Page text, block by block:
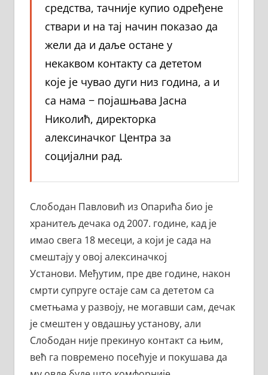
средства, тачније купио одређене
ствари и на тај начин показао да
жели да и даље остане у
некаквом контакту са дететом
које је чувао дуги низ година, а и
са нама − појашњава Јасна
Николић, директорка
алексиначког Центра за
социјални рад.
Слободан Павловић из Опарића био је
хранитељ дечака од 2007. године, кад је
имао свега 18 месеци, а који је сада на
смештају у овој алексиначкој
Установи. Међутим, пре две године, након
смрти супруге остаје сам са дететом са
сметњама у развоју, не могавши сам, дечак
је смештен у овдашњу установу, али
Слободан није прекинуо контакт са њим,
већ га повремено посећује и покушава да